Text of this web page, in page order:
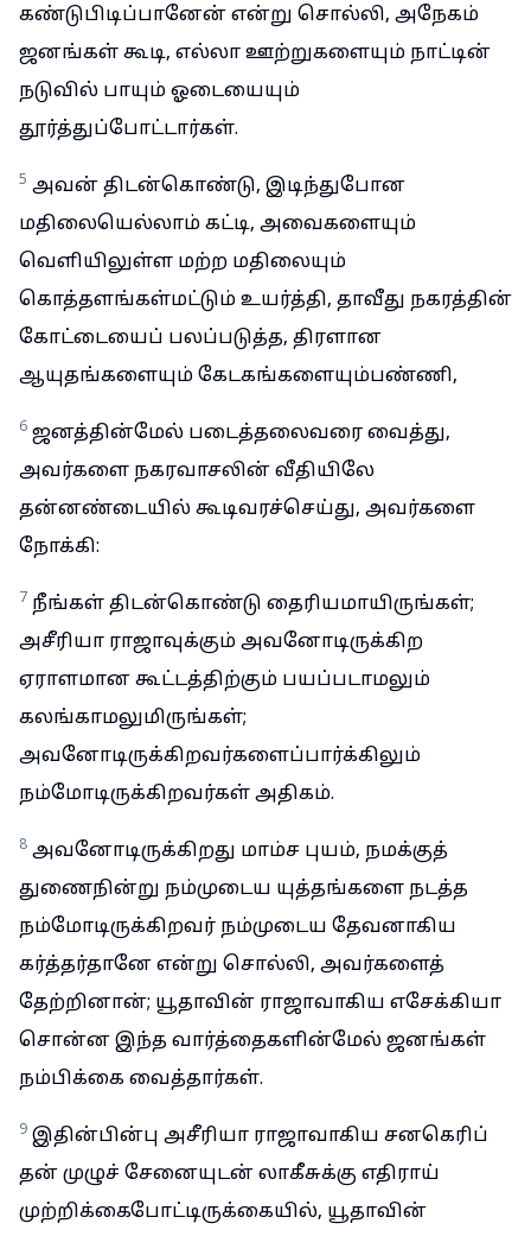
கண்டுபிடிப்பானேன் என்று சொல்லி, அநேகம்
ஜனங்கள் கூடி, எல்லா ஊற்றுகளையும் நாட்டின்
நடுவில் பாயும் ஓடையையும்
தூர்த்துப்போட்டார்கள்.
5 அவன் திடன்கொண்டு, இடிந்துபோன
மதிலையெல்லாம் கட்டி, அவைகளையும்
வெளியிலுள்ள மற்ற மதிலையும்
கொத்தளங்கள்மட்டும் உயர்த்தி, தாவீது நகரத்தின்
கோட்டையைப் பலப்படுத்த, திரளான
ஆயுதங்களையும் கேடகங்களையும்பண்ணி,
6 ஜனத்தின்மேல் படைத்தலைவரை வைத்து,
அவர்களை நகரவாசலின் வீதியிலே
தன்னண்டையில் கூடிவரச்செய்து, அவர்களை
நோக்கி:
7 நீங்கள் திடன்கொண்டு தைரியமாயிருங்கள்;
அசீரியா ராஜாவுக்கும் அவனோடிருக்கிற
ஏராளமான கூட்டத்திற்கும் பயப்படாமலும்
கலங்காமலுமிருங்கள்;
அவனோடிருக்கிறவர்களைப்பார்க்கிலும்
நம்மோடிருக்கிறவர்கள் அதிகம்.
8 அவனோடிருக்கிறது மாம்ச புயம், நமக்குத்
துணைநின்று நம்முடைய யுத்தங்களை நடத்த
நம்மோடிருக்கிறவர் நம்முடைய தேவனாகிய
கர்த்தர்தானே என்று சொல்லி, அவர்களைத்
தேற்றினான்; யூதாவின் ராஜாவாகிய எசேக்கியா
சொன்ன இந்த வார்த்தைகளின்மேல் ஜனங்கள்
நம்பிக்கை வைத்தார்கள்.
9 இதின்பின்பு அசீரியா ராஜாவாகிய சனகெரிப்
தன் முழுச் சேனையுடன் லாகீசுக்கு எதிராய்
முற்றிக்கைபோட்டிருக்கையில், யூதாவின்